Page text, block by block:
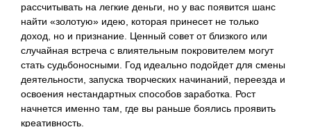
рассчитывать на легкие деньги, но у вас появится шанс
найти «золотую» идею, которая принесет не только
доход, но и признание. Ценный совет от близкого или
случайная встреча с влиятельным покровителем могут
стать судьбоносными. Год идеально подойдет для смены
деятельности, запуска творческих начинаний, переезда и
освоения нестандартных способов заработка. Рост
начнется именно там, где вы раньше боялись проявить
креативность.